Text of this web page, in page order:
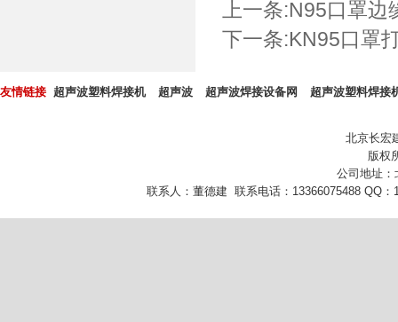
上一条:N95口罩边
下一条:KN95口罩
友情链接 超声波塑料焊接机 超声波 超声波焊接设备网 超声波塑料焊接
北京长宏
版权
公司地址：
联系人：董德建 联系电话：13366075488 QQ：